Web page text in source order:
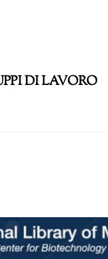
DI LAVORO